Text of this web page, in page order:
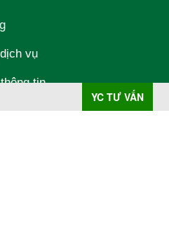
vụ
tin
YC TƯ VẤN